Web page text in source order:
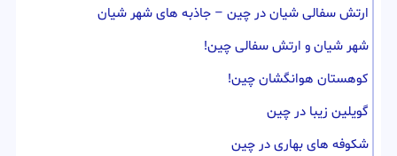
ارتش سفالی شیان در چین – جاذبه های شهر شیان
شهر شیان و ارتش سفالی چین!
کوهستان هوانگشان چین!
گویلین زیبا در چین
شکوفه های بهاری در چین